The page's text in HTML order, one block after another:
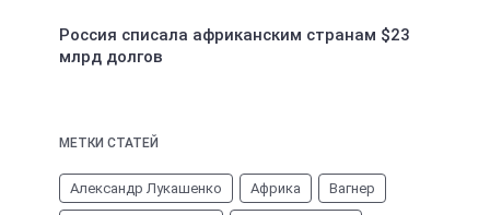
Россия списала африканским странам $23
млрд долгов
МЕТКИ СТАТЕЙ
Александр Лукашенко Африка Вагнер